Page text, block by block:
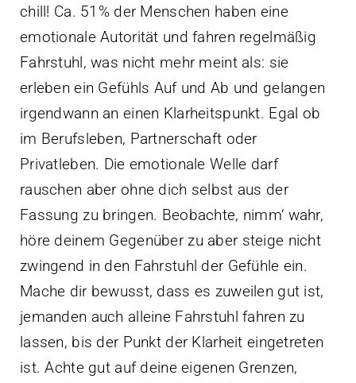
chill! Ca. 51% der Menschen haben eine
emotionale Autorität und fahren regelmäßig
Fahrstuhl, was nicht mehr meint als: sie
erleben ein Gefühls Auf und Ab und gelangen
irgendwann an einen Klarheitspunkt. Egal ob
im Berufsleben, Partnerschaft oder
Privatleben. Die emotionale Welle darf
rauschen aber ohne dich selbst aus der
Fassung zu bringen. Beobachte, nimm‘ wahr,
höre deinem Gegenüber zu aber steige nicht
zwingend in den Fahrstuhl der Gefühle ein.
Mache dir bewusst, dass es zuweilen gut ist,
jemanden auch alleine Fahrstuhl fahren zu
lassen, bis der Punkt der Klarheit eingetreten
ist. Achte gut auf deine eigenen Grenzen,